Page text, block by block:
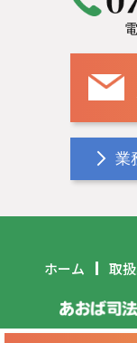
業
ホーム 取